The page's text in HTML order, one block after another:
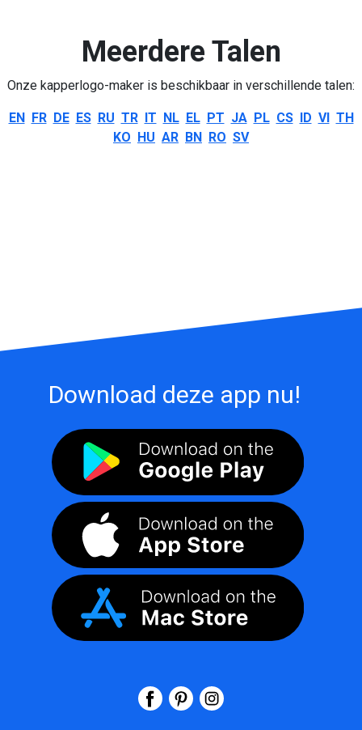
Meerdere Talen
Onze kapperlogo-maker is beschikbaar in verschillende talen:
EN FR DE ES RU TR IT NL EL PT JA PL CS ID VI TH
KO HU AR BN RO SV
Download deze app nu!